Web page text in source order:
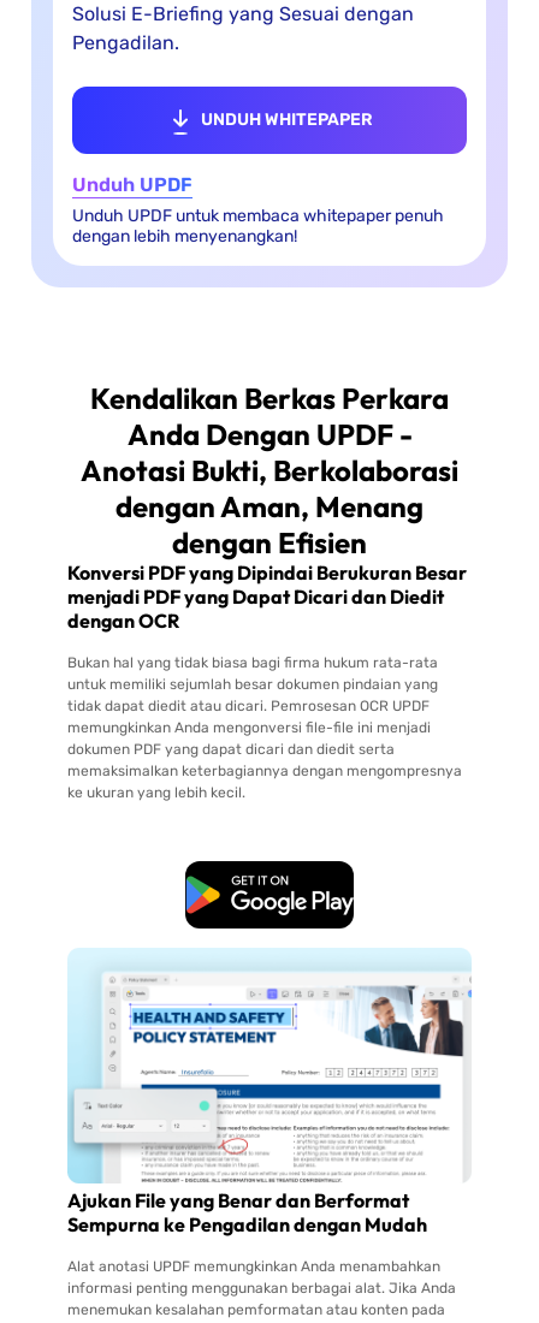
Solusi E-Briefing yang Sesuai dengan
Pengadilan.
UNDUH WHITEPAPER
Unduh UPDF
Unduh UPDF untuk membaca whitepaper penuh
dengan lebih menyenangkan!
Kendalikan Berkas Perkara
Anda Dengan UPDF -
Anotasi Bukti, Berkolaborasi
dengan Aman, Menang
dengan Efisien
Konversi PDF yang Dipindai Berukuran Besar
menjadi PDF yang Dapat Dicari dan Diedit
dengan OCR
Bukan hal yang tidak biasa bagi firma hukum rata-rata
untuk memiliki sejumlah besar dokumen pindaian yang
tidak dapat diedit atau dicari. Pemrosesan OCR UPDF
memungkinkan Anda mengonversi file-file ini menjadi
dokumen PDF yang dapat dicari dan diedit serta
memaksimalkan keterbagiannya dengan mengompresnya
ke ukuran yang lebih kecil.
Unduh Gratis
Ajukan File yang Benar dan Berformat
Sempurna ke Pengadilan dengan Mudah
Alat anotasi UPDF memungkinkan Anda menambahkan
informasi penting menggunakan berbagai alat. Jika Anda
menemukan kesalahan pemformatan atau konten pada